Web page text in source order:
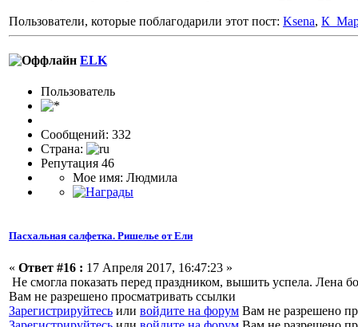
Пользователи, которые поблагодарили этот пост: Ksena,
ELK
Пользовaтeль
Сообщений: 332
Страна:
Репутация 46
Мое имя: Людмила
Пасхальная салфетка. Ришелье от Ели
« Ответ #16 : 17 Апреля 2017, 16:47:23 »
Не смогла показать перед праздником, вышить успела. Лена
Вам не разрешено просматривать ссылки
Зарегистрируйтесь или войдите на форум Вам не разрешено